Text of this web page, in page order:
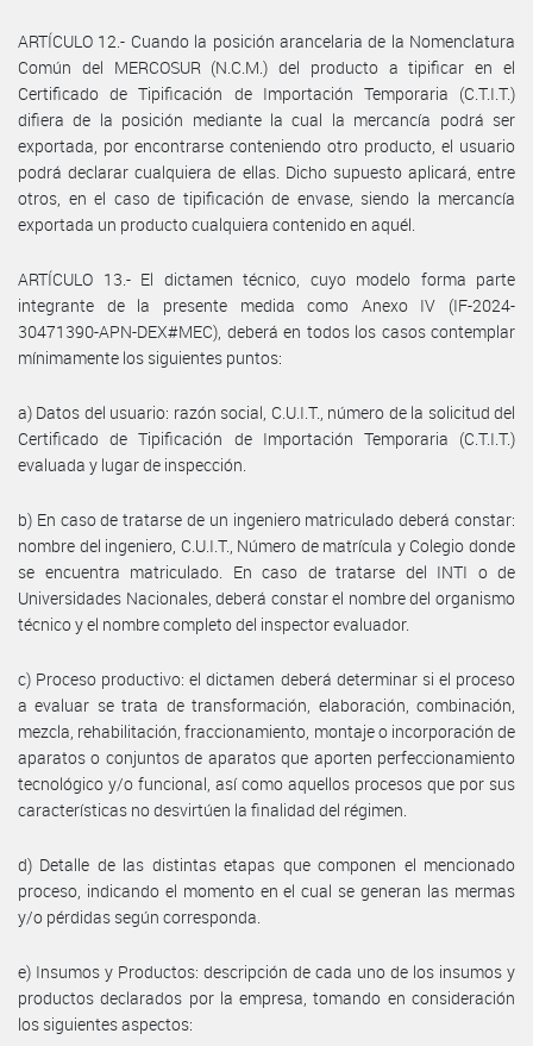
ARTÍCULO 12.- Cuando la posición arancelaria de la Nomenclatura
Común del MERCOSUR (N.C.M.) del producto a tipificar en el
Certificado de Tipificación de Importación Temporaria (C.T.I.T.)
difiera de la posición mediante la cual la mercancía podrá ser
exportada, por encontrarse conteniendo otro producto, el usuario
podrá declarar cualquiera de ellas. Dicho supuesto aplicará, entre
otros, en el caso de tipificación de envase, siendo la mercancía
exportada un producto cualquiera contenido en aquél.
ARTÍCULO 13.- El dictamen técnico, cuyo modelo forma parte
integrante de la presente medida como Anexo IV (IF-2024-
30471390-APN-DEX#MEC), deberá en todos los casos contemplar
mínimamente los siguientes puntos:
a) Datos del usuario: razón social, C.U.I.T., número de la solicitud del
Certificado de Tipificación de Importación Temporaria (C.T.I.T.)
evaluada y lugar de inspección.
b) En caso de tratarse de un ingeniero matriculado deberá constar:
nombre del ingeniero, C.U.I.T., Número de matrícula y Colegio donde
se encuentra matriculado. En caso de tratarse del INTI o de
Universidades Nacionales, deberá constar el nombre del organismo
técnico y el nombre completo del inspector evaluador.
c) Proceso productivo: el dictamen deberá determinar si el proceso
a evaluar se trata de transformación, elaboración, combinación,
mezcla, rehabilitación, fraccionamiento, montaje o incorporación de
aparatos o conjuntos de aparatos que aporten perfeccionamiento
tecnológico y/o funcional, así como aquellos procesos que por sus
características no desvirtúen la finalidad del régimen.
d) Detalle de las distintas etapas que componen el mencionado
proceso, indicando el momento en el cual se generan las mermas
y/o pérdidas según corresponda.
e) Insumos y Productos: descripción de cada uno de los insumos y
productos declarados por la empresa, tomando en consideración
los siguientes aspectos: